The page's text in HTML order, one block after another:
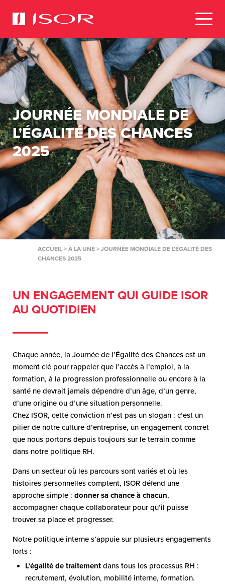
JOURNÉE MONDIALE DE
L'ÉGALITÉ DES CHANCES
2025
ACCUEIL > À LA UNE > JOURNÉE MONDIALE DE L’ÉGALITÉ DES
CHANCES 2025
UN ENGAGEMENT QUI GUIDE ISOR
AU QUOTIDIEN
Chaque année, la Journée de l’Égalité des Chances est un
moment clé pour rappeler que l’accès à l’emploi, à la
formation, à la progression professionnelle ou encore à la
santé ne devrait jamais dépendre d’un âge, d’un genre,
d’une origine ou d’une situation personnelle.
Chez ISOR, cette conviction n’est pas un slogan : c’est un
pilier de notre culture d’entreprise, un engagement concret
que nous portons depuis toujours sur le terrain comme
dans notre politique RH.
Dans un secteur où les parcours sont variés et où les
histoires personnelles comptent, ISOR défend une
approche simple : donner sa chance à chacun,
accompagner chaque collaborateur pour qu’il puisse
trouver sa place et progresser.
Notre politique interne s’appuie sur plusieurs engagements
forts :
L’égalité de traitement dans tous les processus RH :
recrutement, évolution, mobilité interne, formation.